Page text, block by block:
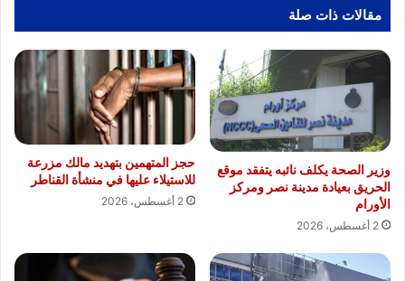
مقالات ذات صلة
وزير الصحة يكلف نائبه يتفقد موقع
الحريق بعيادة مدينة نصر ومركز
الأورام
2 أغسطس، 2026
حجز المتهمين بتهديد مالك مزرعة
للاستيلاء عليها في منشأة القناطر
2 أغسطس، 2026